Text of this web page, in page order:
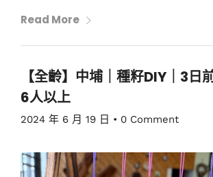
Read More
【全齡】中埔｜種籽DIY｜3日
6人以上
2024 年 6 月 19 日 • 0 Comment